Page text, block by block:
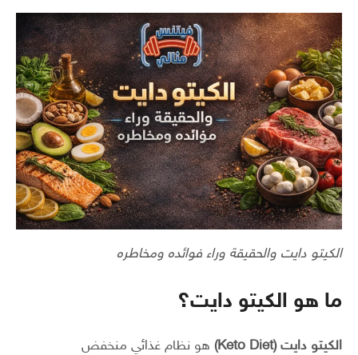
الكيتو دايت والحقيقة وراء فوائده ومخاطره
ما هو الكيتو دايت؟
الكيتو دايت (Keto Diet)
هو نظام غذائي منخفض